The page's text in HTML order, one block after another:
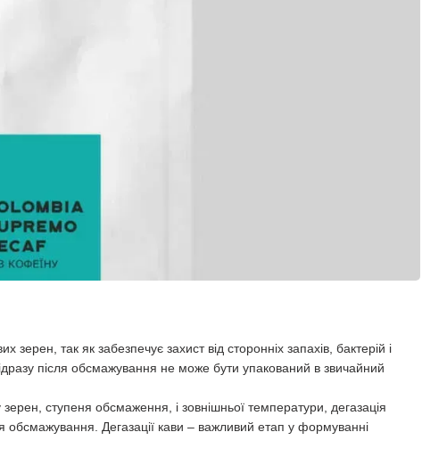
так як забезпечує захист від сторонніх запахів, бактерій і
після обсмажування не може бути упакований в звичайний
ступеня обсмаження, і зовнішньої температури, дегазація
обсмажування. Дегазації кави – важливий етап у формуванні